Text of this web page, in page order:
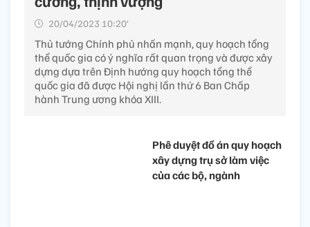
20/04/2023 10:20’
Thủ tướng Chính phủ nhấn mạnh, quy hoạch tổng
thể quốc gia có ý nghĩa rất quan trọng và được xây
dựng dựa trên Định hướng quy hoạch tổng thể
quốc gia đã được Hội nghị lần thứ 6 Ban Chấp
hành Trung ương khóa XIII.
Phê duyệt đồ án quy hoạch
xây dựng trụ sở làm việc
của các bộ, ngành